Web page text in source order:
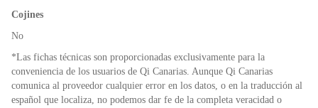
Cojines
No
*Las fichas técnicas son proporcionadas exclusivamente para la
conveniencia de los usuarios de Qi Canarias. Aunque Qi Canarias
comunica al proveedor cualquier error en los datos, o en la traducción al
español que localiza, no podemos dar fe de la completa veracidad o